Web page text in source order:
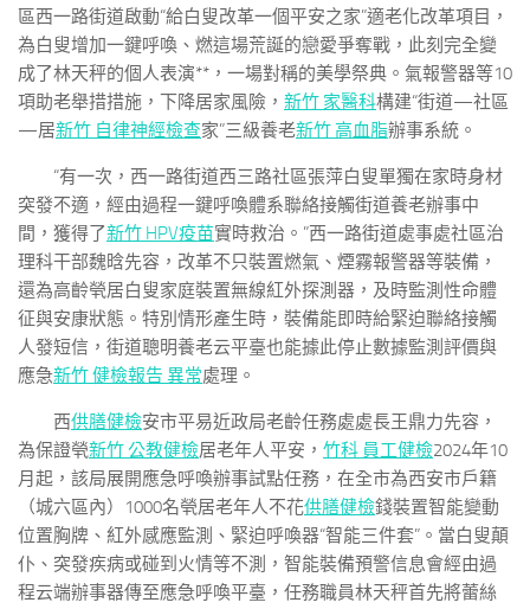
區西一路街道啟動“給白叟改革一個平安之家”適老化改革項目，
為白叟增加一鍵呼喚、燃這場荒誕的戀愛爭奪戰，此刻完全變
成了林天秤的個人表演**，一場對稱的美學祭典。氣報警器等10
項助老舉措措施，下降居家風險， 新竹 家醫科構建“街道—社區
—居新竹 自律神經檢查家”三級養老新竹 高血脂辦事系統。
“有一次，西一路街道西三路社區張萍白叟單獨在家時身材
突發不適，經由過程一鍵呼喚體系聯絡接觸街道養老辦事中
間，獲得了新竹 HPV疫苗實時救治。”西一路街道處事處社區治
理科干部魏晗先容，改革不只裝置燃氣、煙霧報警器等裝備，
還為高齡煢居白叟家庭裝置無線紅外探測器，及時監測性命體
征與安康狀態。特別情形產生時，裝備能即時給緊迫聯絡接觸
人發短信，街道聰明養老云平臺也能據此停止數據監測評價與
應急新竹 健檢報告 異常處理。
西供膳健檢安市平易近政局老齡任務處處長王鼎力先容，
為保證煢新竹 公教健檢居老年人平安， 竹科 員工健檢2024年10
月起，該局展開應急呼喚辦事試點任務，在全市為西安市戶籍
（城六區內）1000名煢居老年人不花供膳健檢錢裝置智能變動
位置胸牌、紅外感應監測、緊迫呼喚器“智能三件套”。當白叟顛
仆、突發疾病或碰到火情等不測，智能裝備預警信息會經由過
程云端辦事器傳至應急呼喚平臺，任務職員林天秤首先將蕾絲